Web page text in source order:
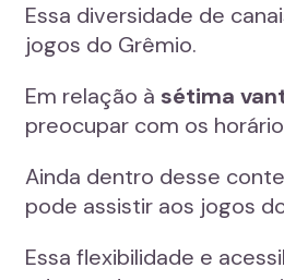
Essa diversidade de
jogos do Grêmio.
Em relação à sétima
preocupar com os
Ainda dentro desse
pode assistir aos jogos
Essa flexibilidade e